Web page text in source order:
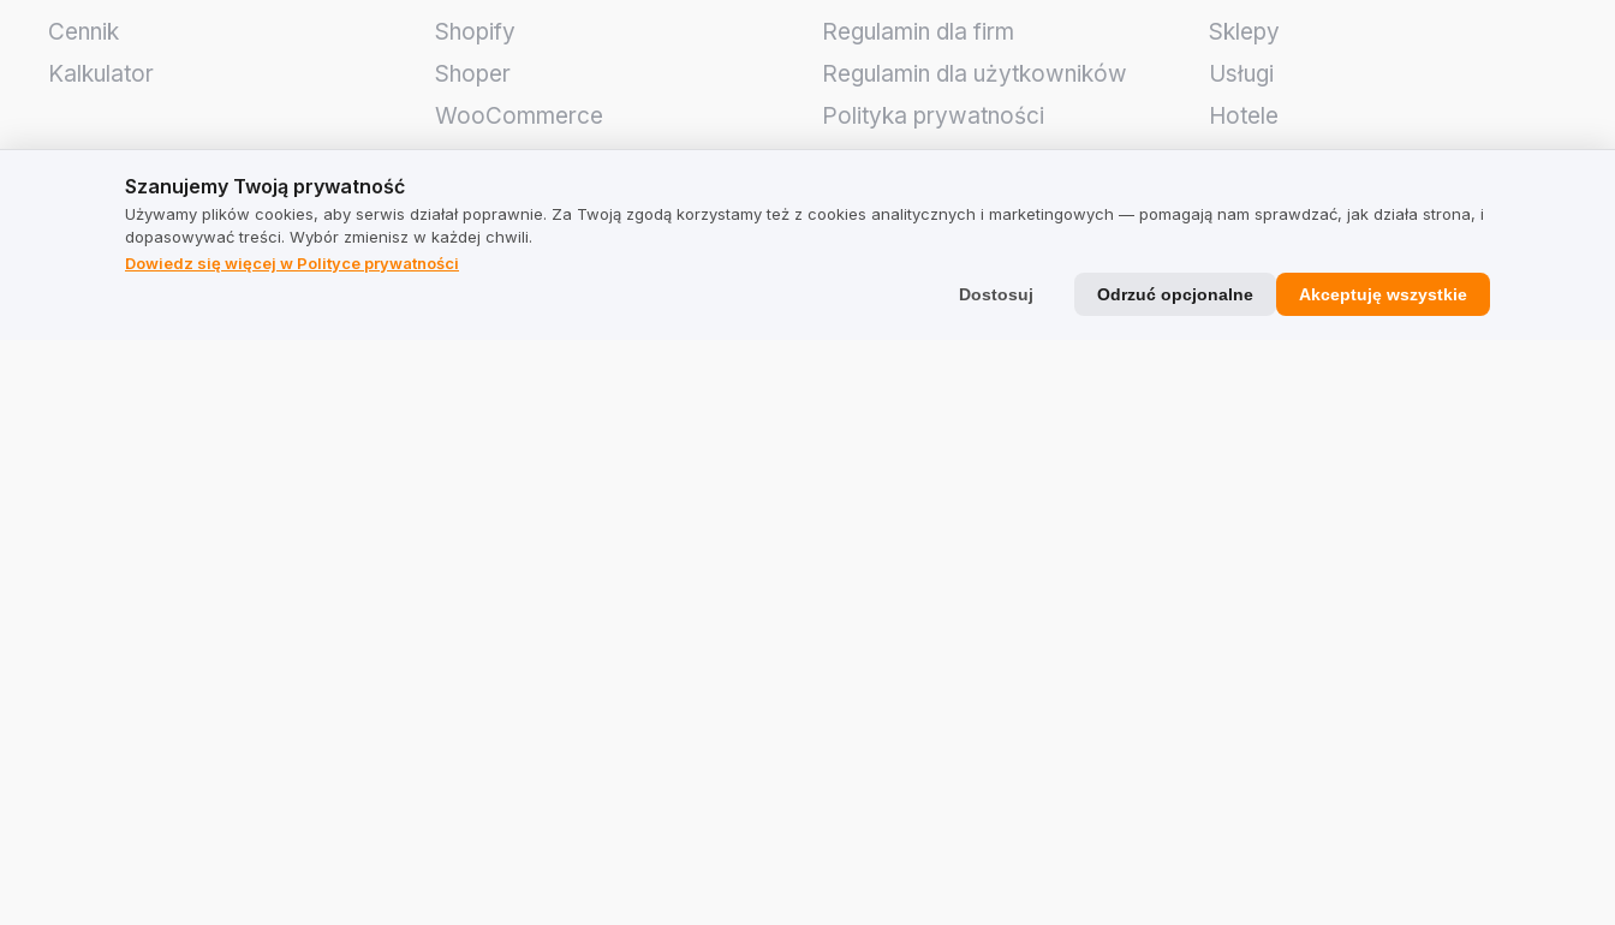
Cennik
Kalkulator
Shopify
Shoper
WooCommerce
Idosell
Regulamin dla firm
Regulamin dla użytkowników
Polityka prywatności
Sklepy
Usługi
Hotele
Restauracje
TrustMate Adres
Szanujemy Twoją prywatność
Używamy plików cookies, aby serwis działał poprawnie. Za Twoją zgodą korzystamy też z cookies analitycznych i marketingowych — pomagają nam sprawdzać, jak działa strona, i
dopasowywać treści. Wybór zmienisz w każdej chwili.
Dowiedz się więcej w Polityce prywatności
Dostosuj
Odrzuć opcjonalne Akceptuję wszystkie